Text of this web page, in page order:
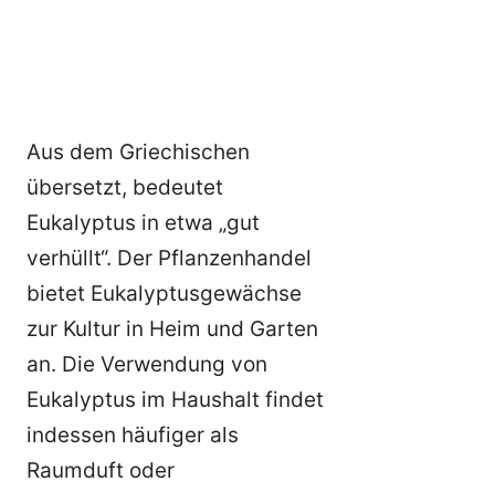
Aus dem Griechischen
übersetzt, bedeutet
Eukalyptus in etwa „gut
verhüllt“. Der Pflanzenhandel
bietet Eukalyptusgewächse
zur Kultur in Heim und Garten
an. Die Verwendung von
Eukalyptus im Haushalt findet
indessen häufiger als
Raumduft oder